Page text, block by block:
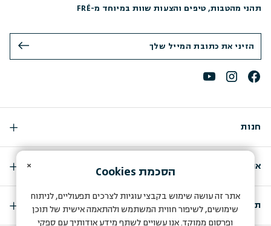
תהני מהטבות, טיפים והצעות שוות במיוחד מ-FRÉ
חנות
אודות
תמיכה
× הסכמת Cookies
אתר זה עושה שימוש בקבצי עוגיות לצרכים תפעוליים, לניתוח
שימושים, לשיפור חווית המשתמש ולהתאמה אישית של תוכן
ופרסום ממוקד. אנו עשויים לשתף מידע אודותיך עם ספקי